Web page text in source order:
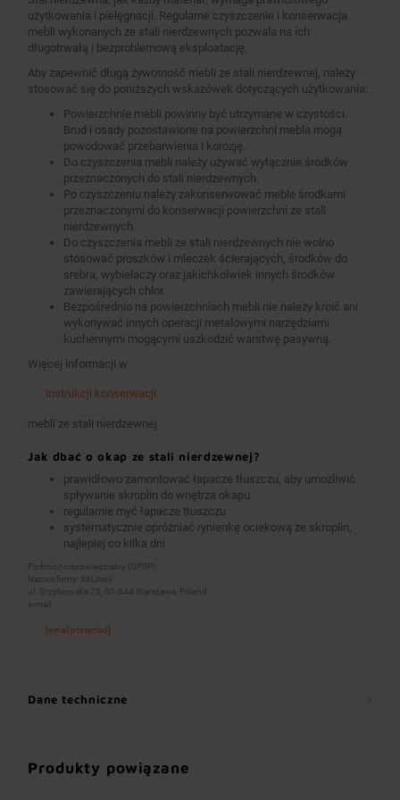
użytkowania i pielęgnacji. Regularne czyszczenie i konserwacja
mebli wykonanych ze stali nierdzewnych pozwala na ich
długotrwałą i bezproblemową eksploatację.
Aby zapewnić długą żywotność mebli ze stali nierdzewnej, należy
stosować się do poniższych wskazówek dotyczących użytkowania:
Powierzchnie mebli powinny być utrzymane w czystości.
Brud i osady pozostawione na powierzchni mebla mogą
powodować przebarwienia i korozję.
Do czyszczenia mebli należy używać wyłącznie środków
przeznaczonych do stali nierdzewnych.
Po czyszczeniu należy zakonserwować meble środkami
przeznaczonymi do konserwacji powierzchni ze stali
nierdzewnych.
Do czyszczenia mebli ze stali nierdzewnych nie wolno
stosować proszków i mleczek ścierających, środków do
srebra, wybielaczy oraz jakichkolwiek innych środków
zawierających chlor.
Bezpośrednio na powierzchniach mebli nie należy kroić ani
wykonywać innych operacji metalowymi narzędziami
kuchennymi mogącymi uszkodzić warstwę pasywną.
Więcej informacji w
instrukcji konserwacji
mebli ze stali nierdzewnej
Jak dbać o okap ze stali nierdzewnej?
prawidłowo zamontować łapacze tłuszczu, aby umożliwić
spływanie skroplin do wnętrza okapu
regularnie myć łapacze tłuszczu
systematycznie opróżniać rynienkę ociekową ze skroplin,
najlepiej co kilka dni
Podmiot odpowiedzialny (GPSR):
Nazwa firmy: XXLinox
ul. Grzybowska 78, 00-844 Warszawa, Poland
e-mail:
[email protected]
Dane techniczne
Produkty powiązane